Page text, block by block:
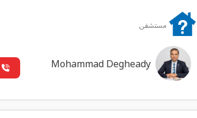
مستشفى
Mohammad Degheady